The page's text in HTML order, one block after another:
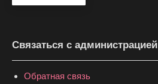
Связаться с администрацией
Обратная связь